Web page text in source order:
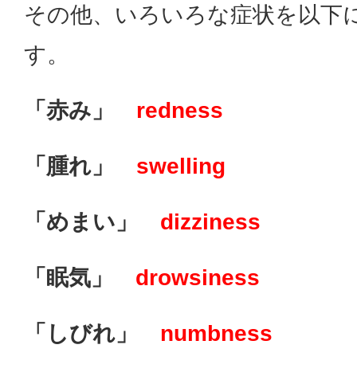
その他、いろいろな症状を以下
す。
「赤み」 redness
「腫れ」 swelling
「めまい」 dizziness
「眠気」 drowsiness
「しびれ」 numbness